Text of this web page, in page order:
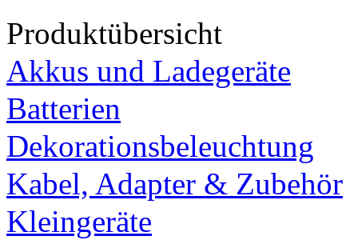
Produktübersicht
Akkus und Ladegeräte
Batterien
Dekorationsbeleuchtung
Kabel, Adapter & Zubehör
Kleingeräte